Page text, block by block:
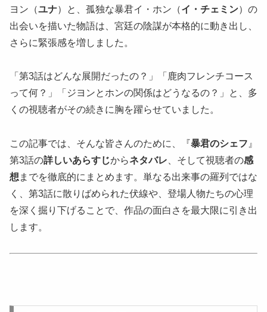
ヨン（ユナ）と、孤独な暴君イ・ホン（イ・チェミン）の
出会いを描いた物語は、宮廷の陰謀が本格的に動き出し、
さらに緊張感を増しました。
「第3話はどんな展開だったの？」「鹿肉フレンチコース
って何？」「ジヨンとホンの関係はどうなるの？」と、多
くの視聴者がその続きに胸を躍らせていました。
この記事では、そんな皆さんのために、『暴君のシェフ 』
第3話の詳しいあらすじからネタバレ 、そして視聴者の感
想 までを徹底的にまとめます。単なる出来事の羅列ではな
く、第3話に散りばめられた伏線や、登場人物たちの心理
を深く掘り下げることで、作品の面白さを最大限に引き出
します。